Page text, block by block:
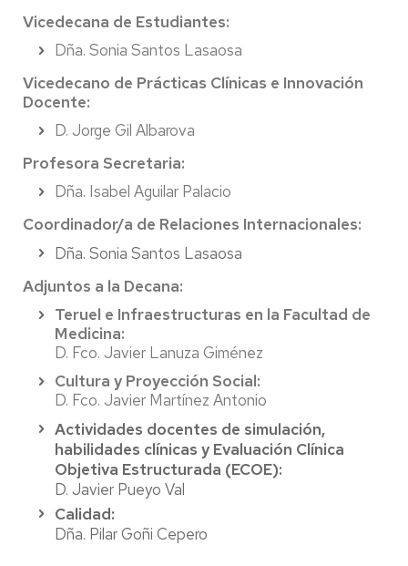
Vicedecana de Estudiantes:
Dña. Sonia Santos Lasaosa
Vicedecano de Prácticas Clínicas e Innovación
Docente:
D. Jorge Gil Albarova
Profesora Secretaria:
Dña. Isabel Aguilar Palacio
Coordinador/a de Relaciones Internacionales:
Dña. Sonia Santos Lasaosa
Adjuntos a la Decana:
Teruel e Infraestructuras en la Facultad de
Medicina:
D. Fco. Javier Lanuza Giménez
Cultura y Proyección Social:
D. Fco. Javier Martínez Antonio
Actividades docentes de simulación,
habilidades clínicas y Evaluación Clínica
Objetiva Estructurada (ECOE):
D. Javier Pueyo Val
Calidad:
Dña. Pilar Goñi Cepero